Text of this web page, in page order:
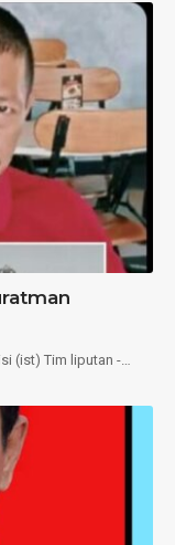
(ist) Tim liputan -…